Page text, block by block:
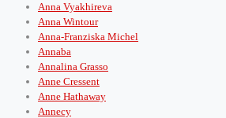
Anna Vyakhireva
Anna Wintour
Anna-Franziska Michel
Annaba
Annalina Grasso
Anne Cressent
Anne Hathaway
Annecy